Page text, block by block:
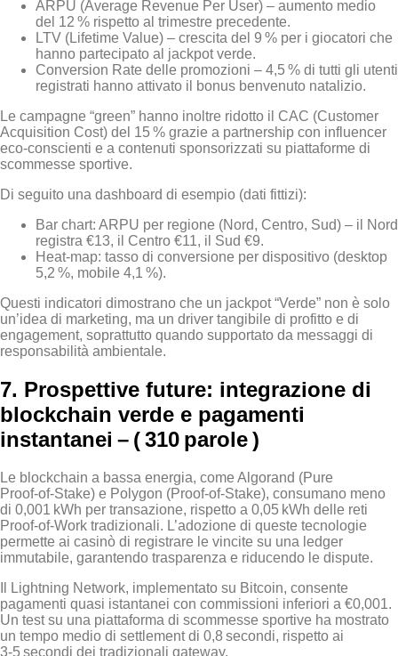
ARPU (Average Revenue Per User) – aumento medio
del 12 % rispetto al trimestre precedente.
LTV (Lifetime Value) – crescita del 9 % per i giocatori che
hanno partecipato al jackpot verde.
Conversion Rate delle promozioni – 4,5 % di tutti gli utenti
registrati hanno attivato il bonus benvenuto natalizio.
Le campagne “green” hanno inoltre ridotto il CAC (Customer
Acquisition Cost) del 15 % grazie a partnership con influencer
eco‑conscienti e a contenuti sponsorizzati su piattaforme di
scommesse sportive.
Di seguito una dashboard di esempio (dati fittizi):
Bar chart: ARPU per regione (Nord, Centro, Sud) – il Nord
registra €13, il Centro €11, il Sud €9.
Heat‑map: tasso di conversione per dispositivo (desktop
5,2 %, mobile 4,1 %).
Questi indicatori dimostrano che un jackpot “Verde” non è solo
un’idea di marketing, ma un driver tangibile di profitto e di
engagement, soprattutto quando supportato da messaggi di
responsabilità ambientale.
7. Prospettive future: integrazione di
blockchain verde e pagamenti
instantanei – ( 310 parole )
Le blockchain a bassa energia, come Algorand (Pure
Proof‑of‑Stake) e Polygon (Proof‑of‑Stake), consumano meno
di 0,001 kWh per transazione, rispetto a 0,05 kWh delle reti
Proof‑of‑Work tradizionali. L’adozione di queste tecnologie
permette ai casinò di registrare le vincite su una ledger
immutabile, garantendo trasparenza e riducendo le dispute.
Il Lightning Network, implementato su Bitcoin, consente
pagamenti quasi istantanei con commissioni inferiori a €0,001.
Un test su una piattaforma di scommesse sportive ha mostrato
un tempo medio di settlement di 0,8 secondi, rispetto ai
3‑5 secondi dei tradizionali gateway.